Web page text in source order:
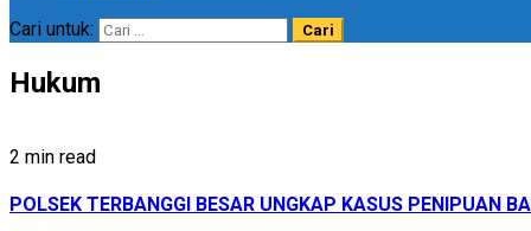
Cari untuk:
Hukum
2 min read
POLSEK TERBANGGI BESAR UNGKAP KASUS PENIPUAN